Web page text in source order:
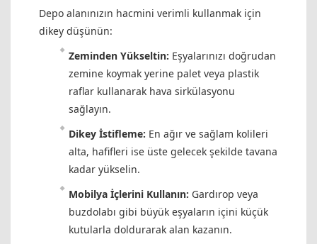
Depo alanınızın hacmini verimli kullanmak için
dikey düşünün:
Zeminden Yükseltin: Eşyalarınızı doğrudan
zemine koymak yerine palet veya plastik
raflar kullanarak hava sirkülasyonu
sağlayın.
Dikey İstifleme: En ağır ve sağlam kolileri
alta, hafifleri ise üste gelecek şekilde tavana
kadar yükselin.
Mobilya İçlerini Kullanın: Gardırop veya
buzdolabı gibi büyük eşyaların içini küçük
kutularla doldurarak alan kazanın.